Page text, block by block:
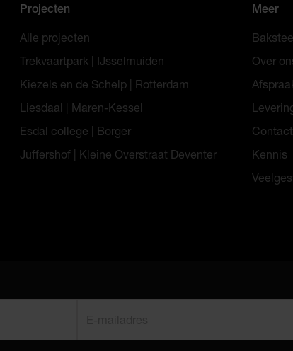
Projecten
Alle projecten
Trekvaartpark | IJsselmuiden
Kiezels en de Schelp | Rotterdam
Liesdaal | Maren-Kessel
Esdal college | Borger
Juffershof | Kleine Overstraat Deventer
Meer
Over
Contact
Kennis